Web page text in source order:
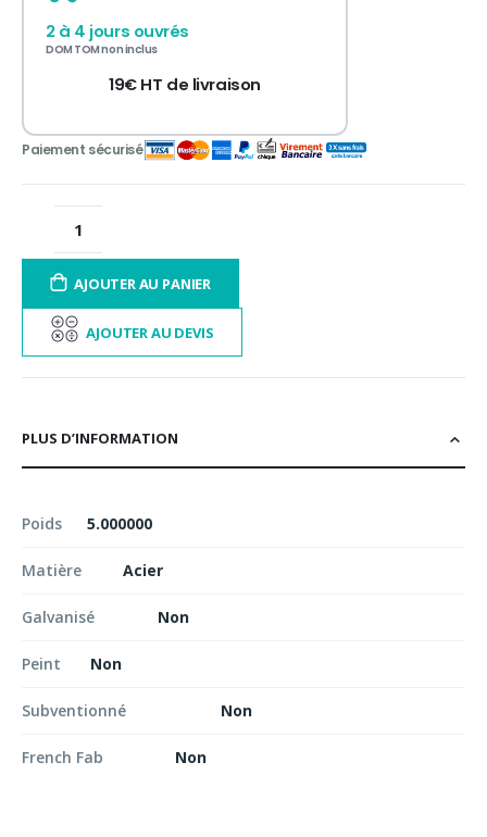
2 à 4 jours ouvrés
DOM TOM non inclus
19€ HT de livraison
AJOUTER AU PANIER
AJOUTER AU DEVIS
PLUS D’INFORMATION
Poids 5.000000
Matière Acier
Galvanisé Non
Peint Non
Subventionné Non
French Fab Non